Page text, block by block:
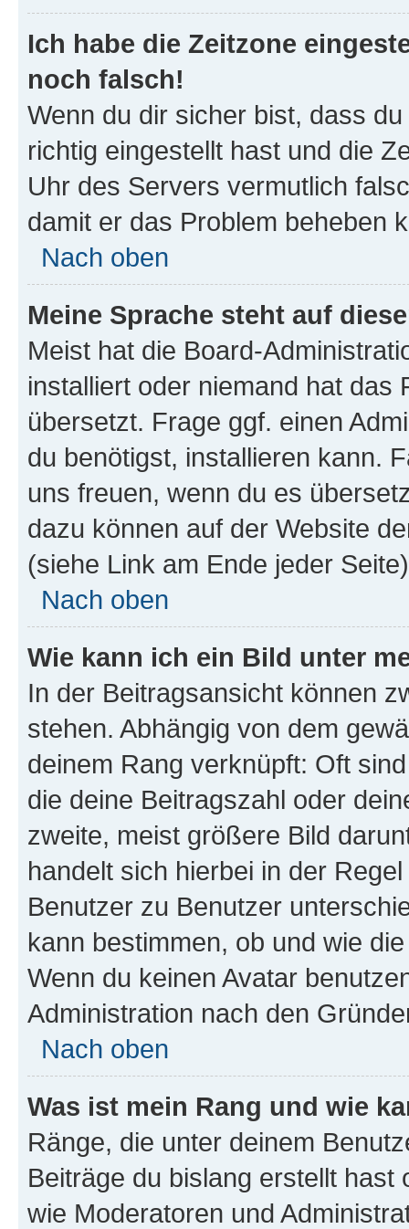
Ich habe die Zeitzone
noch falsch!
Wenn du dir sicher bist, dass
richtig eingestellt hast und die
Uhr des Servers vermutlich
damit er das Problem beheben
Nach oben
Meine Sprache steht auf
Meist hat die Board-
installiert oder niemand hat das
übersetzt. Frage ggf. einen
du benötigst, installieren kann.
uns freuen, wenn du es
dazu können auf der Website
(siehe Link am Ende jeder
Nach oben
Wie kann ich ein Bild unter
In der Beitragsansicht können
stehen. Abhängig von dem
deinem Rang verknüpft: Oft
die deine Beitragszahl oder
zweite, meist größere Bild
handelt sich hierbei in der
Benutzer zu Benutzer
kann bestimmen, ob und wie
Wenn du keinen Avatar
Administration nach den
Nach oben
Was ist mein Rang und wie
Ränge, die unter deinem
Beiträge du bislang erstellt
wie Moderatoren und